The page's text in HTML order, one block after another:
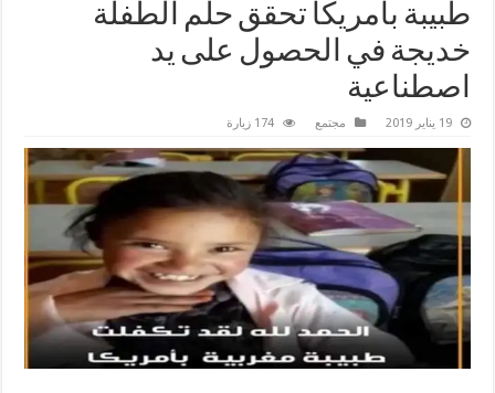
طبيبة بأمريكا تحقق حلم الطفلة
خديجة في الحصول على يد
اصطناعية‎
19 يناير 2019 مجتمع 174 زيارة